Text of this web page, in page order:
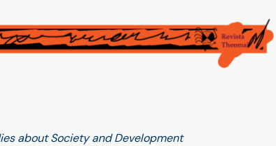
about Society and Development